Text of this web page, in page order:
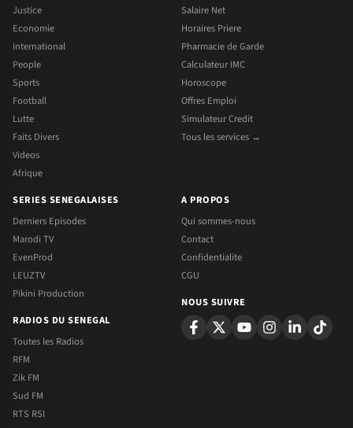
Justice
Economie
International
People
Sports
Football
Lutte
Faits Divers
Videos
Afrique
Salaire Net
Horaires Priere
Pharmacie de Garde
Calculateur IMC
Horoscope
Offres Emploi
Simulateur Credit
Tous les services →
SERIES SENEGALAISES
Derniers Episodes
Marodi TV
EvenProd
LEUZTV
Pikini Production
RADIOS DU SENEGAL
Toutes les Radios
RFM
Zik FM
Sud FM
RTS RSI
A PROPOS
Qui sommes-nous
Contact
Confidentialite
CGU
NOUS SUIVRE